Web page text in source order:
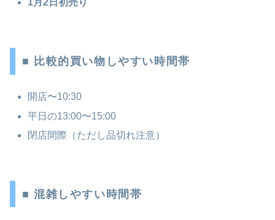
1月2日初売り
■ 比較的買い物しやすい時間帯
開店〜10:30
平日の13:00〜15:00
閉店間際（ただし品切れ注意）
■ 混雑しやすい時間帯